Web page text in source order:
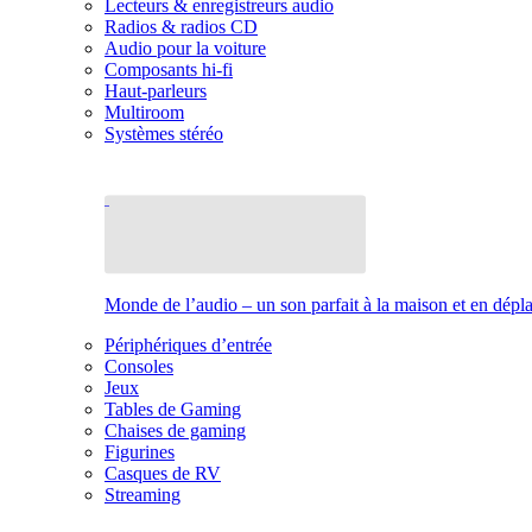
Lecteurs & enregistreurs audio
Radios & radios CD
Audio pour la voiture
Composants hi-fi
Haut-parleurs
Multiroom
Systèmes stéréo
Monde de l’audio – un son parfait à la maison et en
Périphériques d’entrée
Consoles
Jeux
Tables de Gaming
Chaises de gaming
Figurines
Casques de RV
Streaming